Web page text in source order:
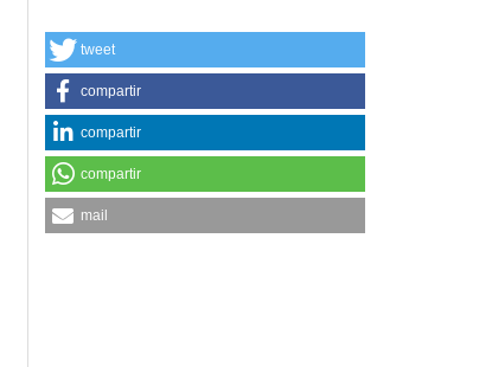
tweet
compartir
compartir
compartir
mail